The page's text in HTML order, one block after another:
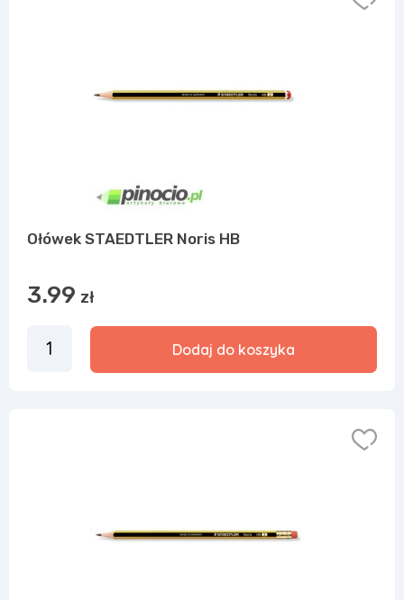
Ołówek STAEDTLER Noris HB
3.99 zł
Dodaj do koszyka